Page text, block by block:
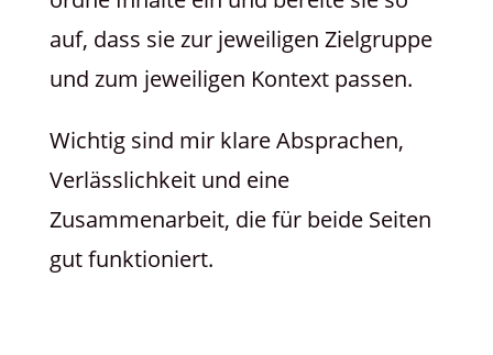
auf, dass sie zur jeweiligen Zielgruppe
und zum jeweiligen Kontext passen.
Wichtig sind mir klare Absprachen,
Verlässlichkeit und eine
Zusammenarbeit, die für beide Seiten
gut funktioniert.